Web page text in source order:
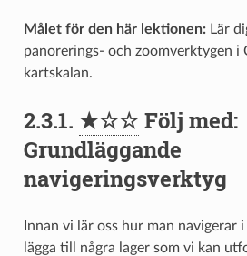
Målet för den här lektionen:Lär
panorerings- och zoomverktygen i
kartskalan.
2.3.1. ★☆☆Följ med:
Grundläggande
navigeringsverktyg
Innan vi lär oss hur man navigerar
lägga till några lager som vi kan